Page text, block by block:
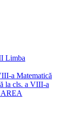
Limba
a Matematică
la cls. a VIII-a